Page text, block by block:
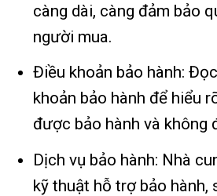
càng dài, càng đảm bảo
người mua.
Điều khoản bảo hành:
khoản bảo hành để hiểu
được bảo hành và không
Dịch vụ bảo hành: Nhà
kỹ thuật hỗ trợ bảo hành,